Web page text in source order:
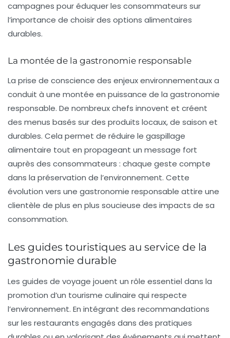
campagnes pour éduquer les consommateurs sur
l’importance de choisir des options alimentaires
durables.
La montée de la gastronomie responsable
La prise de conscience des enjeux environnementaux a
conduit à une montée en puissance de la gastronomie
responsable. De nombreux chefs innovent et créent
des menus basés sur des produits locaux, de saison et
durables. Cela permet de réduire le gaspillage
alimentaire tout en propageant un message fort
auprès des consommateurs : chaque geste compte
dans la préservation de l’environnement. Cette
évolution vers une gastronomie responsable attire une
clientèle de plus en plus soucieuse des impacts de sa
consommation.
Les guides touristiques au service de la
gastronomie durable
Les guides de voyage jouent un rôle essentiel dans la
promotion d’un tourisme culinaire qui respecte
l’environnement. En intégrant des recommandations
sur les restaurants engagés dans des pratiques